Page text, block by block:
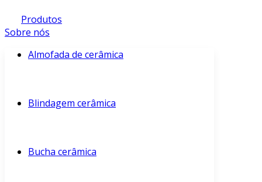
Produtos
Sobre nós
Almofada de cerâmica
Blindagem cerâmica
Bucha cerâmica